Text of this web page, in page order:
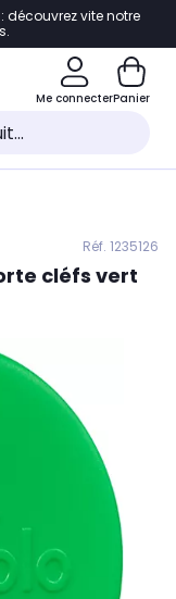
découvrez vite notre
Me connecterPanier
Réf. 1235126
cléfs vert